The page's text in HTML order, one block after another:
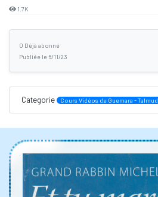
1.7K
0 Déjà abonné
Publiée le 6/11/23
Categorie Cours Vidéos de Guemara - Talmud